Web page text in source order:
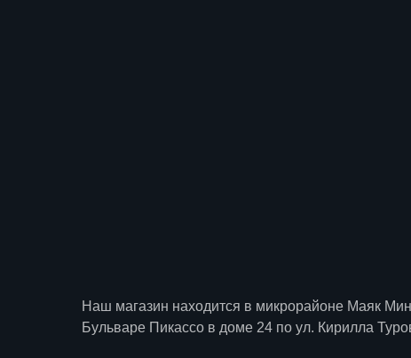
Наш магазин находится в микрорайоне Маяк
Бульваре Пикассо в доме 24 по ул. Кирилла